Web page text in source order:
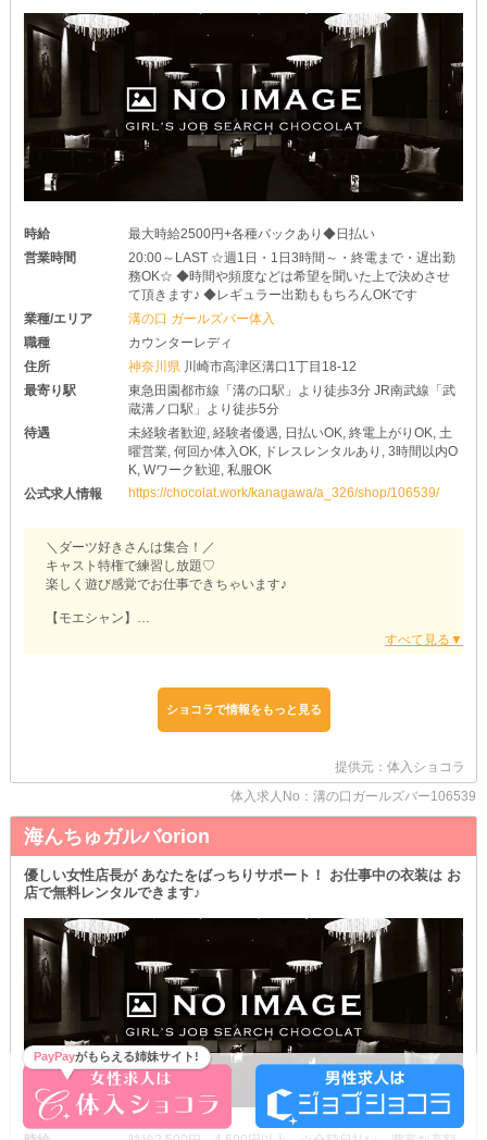
「いきなり本入店はちょっと不安」「イメージと違ったらイヤで」
そんな心配ごとは、体入で払拭しましょう！
納得するまで確認して構いません◎
安心して本入できるのは、大きなメリットです☆
まずはお気軽にご連絡ください♪
あなたにお会いする日を、楽しみにしています！
時給
最大時給2500円+各種バックあり◆日払い
営業時間
20:00～LAST ☆週1日・1日3時間～・終電まで・遅出勤
務OK☆ ◆時間や頻度などは希望を聞いた上で決めさせ
て頂きます♪ ◆レギュラー出勤ももちろんOKです
業種/エリア
溝の口 ガールズバー体入
職種
カウンターレディ
住所
神奈川県 川崎市高津区溝口1丁目18-12
最寄り駅
東急田園都市線「溝の口駅」より徒歩3分 JR南武線「武
蔵溝ノ口駅」より徒歩5分
待遇
未経験者歓迎, 経験者優遇, 日払いOK, 終電上がりOK, 土
曜営業, 何回か体入OK, ドレスレンタルあり, 3時間以内O
K, Wワーク歓迎, 私服OK
公式求人情報
https://chocolat.work/kanagawa/a_326/shop/106539/
＼ダーツ好きさんは集合！／
キャスト特権で練習し放題♡
楽しく遊び感覚でお仕事できちゃいます♪
【モエシャン】
あなたが納得できる条件を最大限考慮◎
これまでのスキルを活かして、今よりもっと良環境な職場で働いて
退勤時に嬉しい《送り》をご用意しています◎
始発の電車を待つことなくスグに帰宅♪
車内ではリラックスしてお好きな時間を過ごせます◎
＊まずは《体験入店》からスタート＊
「このお店気になるかも！」
と思ったあなたは、ぜひお気軽にお問い合わせください♪
【モエシャン】なら、一回だけでなく何回か体入ができます◎
お仕事内容やお店の雰囲気など、納得いくまでチェックしてみまし
ょう！
「いざ本入してみたら聞いていた話と全然違う…」
こんなギャップも防げるはずです♪
たくさんのご応募お待ちしています♪
ショコラで情報をもっと見る
提供元：体入ショコラ
体入求人No：溝の口ガールズバー106539
海んちゅガルバorion
優しい女性店長が あなたをばっちりサポート！ お仕事中の衣装は お
店で無料レンタルできます♪
PayPayがもらえる姉妹サイト!